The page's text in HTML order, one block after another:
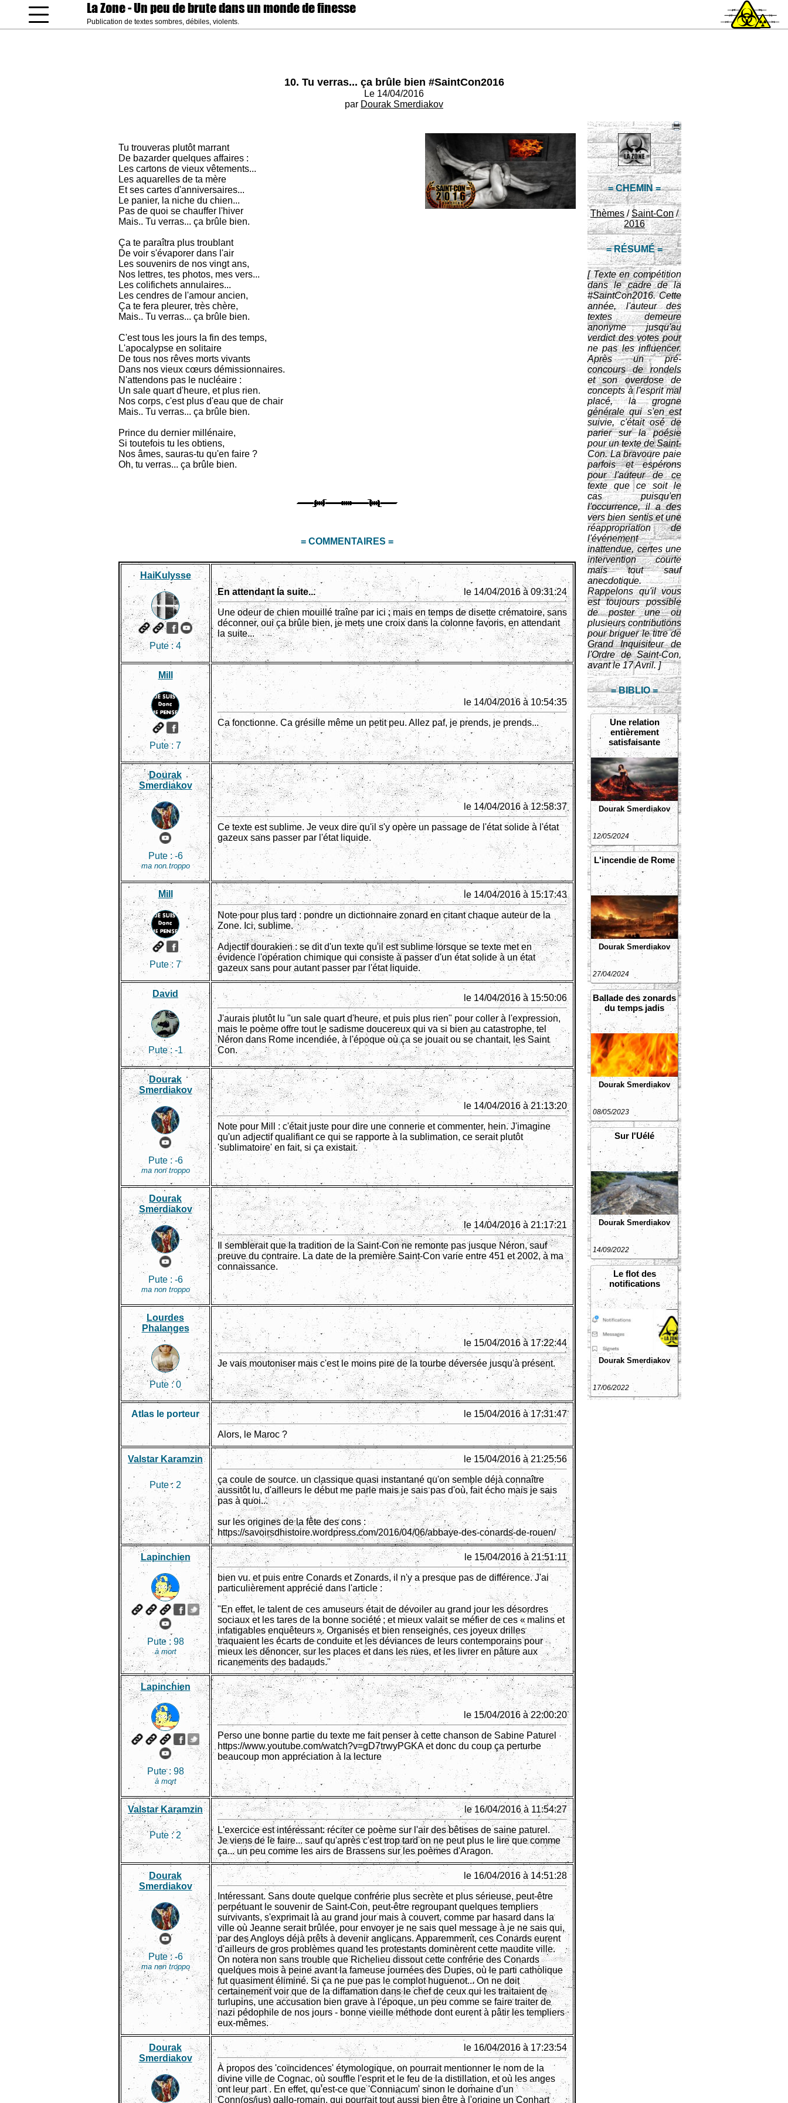
La Zone- Un peu de brute dans un monde de finesse
Publication de textes sombres, débiles, violents.
10. Tu verras... ça brûle bien #SaintCon2016
Le 14/04/2016
par Dourak Smerdiakov
= CHEMIN =
Thèmes/Saint-Con/
2016
= RÉSUMÉ =
[ Texte en compétition
dans le cadre de la
#SaintCon2016. Cette
année, l'auteur des
textes demeure
anonyme jusqu'au
verdict des votes pour
ne pas les influencer.
Après un pré-
concours de rondels
et son overdose de
concepts à l'esprit mal
placé, la grogne
générale qui s'en est
suivie, c'était osé de
parier sur la poésie
pour un texte de Saint-
Con. La bravoure paie
parfois et espérons
pour l'auteur de ce
texte que ce soit le
cas puisqu'en
l'occurrence, il a des
vers bien sentis et une
réappropriation de
l'événement
inattendue, certes une
intervention courte
mais tout sauf
anecdotique.
Rappelons qu'il vous
est toujours possible
de poster une ou
plusieurs contributions
pour briguer le titre de
Grand Inquisiteur de
l'Ordre de Saint-Con,
avant le 17 Avril. ]
= BIBLIO =
Une relation
entièrement
satisfaisante
Dourak Smerdiakov
12/05/2024
L'incendie de Rome
Dourak Smerdiakov
27/04/2024
Ballade des zonards
du temps jadis
Dourak Smerdiakov
08/05/2023
Sur l'Uélé
Dourak Smerdiakov
14/09/2022
Le flot des
notifications
Dourak Smerdiakov
17/06/2022
Tu trouveras plutôt marrant
De bazarder quelques affaires :
Les cartons de vieux vêtements...
Les aquarelles de ta mère
Et ses cartes d'anniversaires...
Le panier, la niche du chien...
Pas de quoi se chauffer l'hiver
Mais.. Tu verras... ça brûle bien.
Ça te paraîtra plus troublant
De voir s'évaporer dans l'air
Les souvenirs de nos vingt ans,
Nos lettres, tes photos, mes vers...
Les colifichets annulaires...
Les cendres de l'amour ancien,
Ça te fera pleurer, très chère,
Mais.. Tu verras... ça brûle bien.
C'est tous les jours la fin des temps,
L'apocalypse en solitaire
De tous nos rêves morts vivants
Dans nos vieux cœurs démissionnaires.
N'attendons pas le nucléaire :
Un sale quart d'heure, et plus rien.
Nos corps, c'est plus d'eau que de chair
Mais.. Tu verras... ça brûle bien.
Prince du dernier millénaire,
Si toutefois tu les obtiens,
Nos âmes, sauras-tu qu'en faire ?
Oh, tu verras... ça brûle bien.
= COMMENTAIRES =
HaiKulysse
Pute :4
En attendant la suite... le 14/04/2016 à 09:31:24
Une odeur de chien mouillé traîne par ici ; mais en temps de disette crématoire, sans
déconner, oui ça brûle bien, je mets une croix dans la colonne favoris, en attendant
la suite...
Mill
Pute : 7
le 14/04/2016 à 10:54:35
Ca fonctionne. Ca grésille même un petit peu. Allez paf, je prends, je prends...
Dourak
Smerdiakov
Pute :-6
ma non troppo
le 14/04/2016 à 12:58:37
Ce texte est sublime. Je veux dire qu'il s'y opère un passage de l'état solide à l'état
gazeux sans passer par l'état liquide.
Mill
Pute : 7
le 14/04/2016 à 15:17:43
Note pour plus tard : pondre un dictionnaire zonard en citant chaque auteur de la
Zone. Ici, sublime.
Adjectif dourakien : se dit d'un texte qu'il est sublime lorsque se texte met en
évidence l'opération chimique qui consiste à passer d'un état solide à un état
gazeux sans pour autant passer par l'état liquide.
David
Pute : -1
le 14/04/2016 à 15:50:06
J'aurais plutôt lu "un sale quart d'heure, et puis plus rien" pour coller à l'expression,
mais le poème offre tout le sadisme doucereux qui va si bien au catastrophe, tel
Néron dans Rome incendiée, à l'époque où ça se jouait ou se chantait, les Saint
Con.
Dourak
Smerdiakov
Pute :-6
ma non troppo
le 14/04/2016 à 21:13:20
Note pour Mill : c'était juste pour dire une connerie et commenter, hein. J'imagine
qu'un adjectif qualifiant ce qui se rapporte à la sublimation, ce serait plutôt
'sublimatoire' en fait, si ça existait.
Dourak
Smerdiakov
Pute : -6
ma non troppo
le 14/04/2016 à 21:17:21
Il semblerait que la tradition de la Saint-Con ne remonte pas jusque Néron, sauf
preuve du contraire. La date de la première Saint-Con varie entre 451 et 2002, à ma
connaissance.
Lourdes
Phalanges
Pute :0
le 15/04/2016 à 17:22:44
Je vais moutoniser mais c'est le moins pire de la tourbe déversée jusqu'à présent.
Atlas le porteur le 15/04/2016 à 17:31:47
Alors, le Maroc ?
Valstar Karamzin
Pute :2
le 15/04/2016 à 21:25:56
ça coule de source. un classique quasi instantané qu'on semble déjà connaître
aussitôt lu, d'ailleurs le début me parle mais je sais pas d'où, fait écho mais je sais
pas à quoi...
sur les origines de la fête des cons :
https://savoirsdhistoire.wordpress.com/2016/04/06/abbaye-des-conards-de-rouen/
Lapinchien
Pute : 98
à mort
le 15/04/2016 à 21:51:11
bien vu. et puis entre Conards et Zonards, il n'y a presque pas de différence. J'ai
particulièrement apprécié dans l'article :
"En effet, le talent de ces amuseurs était de dévoiler au grand jour les désordres
sociaux et les tares de la bonne société ; et mieux valait se méfier de ces « malins et
infatigables enquêteurs ». Organisés et bien renseignés, ces joyeux drilles
traquaient les écarts de conduite et les déviances de leurs contemporains pour
mieux les dénoncer, sur les places et dans les rues, et les livrer en pâture aux
ricanements des badauds."
Lapinchien
Pute : 98
à mort
le 15/04/2016 à 22:00:20
Perso une bonne partie du texte me fait penser à cette chanson de Sabine Paturel
https://www.youtube.com/watch?v=gD7trwyPGKA et donc du coup ça perturbe
beaucoup mon appréciation à la lecture
Valstar Karamzin
Pute : 2
le 16/04/2016 à 11:54:27
L'exercice est intéressant: réciter ce poème sur l'air des bêtises de saine paturel.
Je viens de le faire... sauf qu'après c'est trop tard on ne peut plus le lire que comme
ça... un peu comme les airs de Brassens sur les poèmes d'Aragon.
Dourak
Smerdiakov
Pute :-6
ma non troppo
le 16/04/2016 à 14:51:28
Intéressant. Sans doute quelque confrérie plus secrète et plus sérieuse, peut-être
perpétuant le souvenir de Saint-Con, peut-être regroupant quelques templiers
survivants, s'exprimait là au grand jour mais à couvert, comme par hasard dans la
ville où Jeanne serait brûlée, pour envoyer je ne sais quel message à je ne sais qui,
par des Angloys déjà prêts à devenir anglicans. Apparemment, ces Conards eurent
d'ailleurs de gros problèmes quand les protestants dominèrent cette maudite ville.
On notera non sans trouble que Richelieu dissout cette confrérie des Conards
quelques mois à peine avant la fameuse journées des Dupes, où le parti catholique
fut quasiment éliminé. Si ça ne pue pas le complot huguenot... On ne doit
certainement voir que de la diffamation dans le chef de ceux qui les traitaient de
turlupins, une accusation bien grave à l'époque, un peu comme se faire traiter de
nazi pédophile de nos jours - bonne vieille méthode dont eurent à pâtir les templiers
eux-mêmes.
Dourak
Smerdiakov
le 16/04/2016 à 17:23:54
À propos des 'coïncidences' étymologique, on pourrait mentionner le nom de la
divine ville de Cognac, où souffle l'esprit et le feu de la distillation, et où les anges
ont leur part . En effet, qu'est-ce que 'Conniacum' sinon le domaine d'un
Conn(os/ius) gallo-romain, qui pourrait tout aussi bien être à l'origine un Conhart